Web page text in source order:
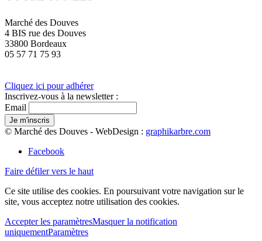
Marché des Douves
4 BIS rue des Douves
33800 Bordeaux
05 57 71 75 93
Cliquez ici pour adhérer
Inscrivez-vous à la newsletter :
Email
© Marché des Douves - WebDesign : graphikarbre.com
Facebook
Faire défiler vers le haut
Ce site utilise des cookies. En poursuivant votre navigation sur le
site, vous acceptez notre utilisation des cookies.
Accepter les paramètresMasquer la notification
uniquementParamètres